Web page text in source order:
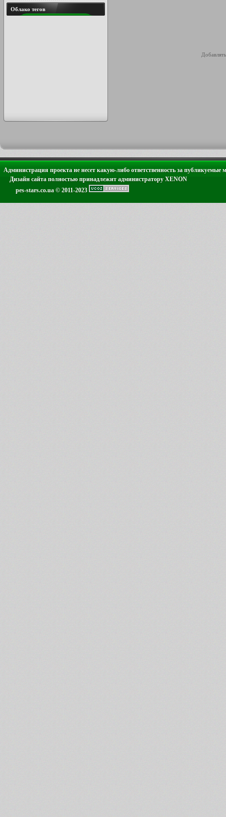
Облако тегов
Администрация проекта не несет какую-либо ответственность за публикуемые
Дизайн сайта полностью принадлежит администратору XENON
pes-stars.co.ua © 2011-2023